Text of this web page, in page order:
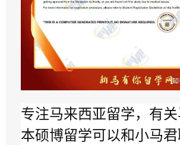
专注马来西亚留学，有
本硕博留学可以和小马君